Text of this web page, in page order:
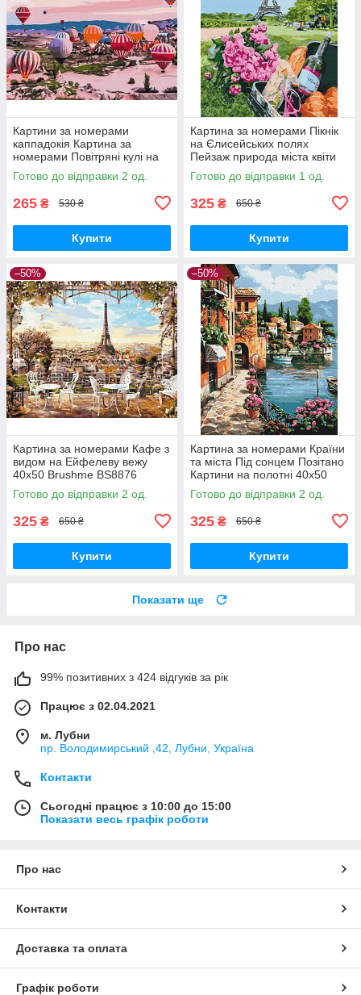
Картини за номерами
каппадокія Картина за
номерами Повітряні кулі на
світанку 40х50 Картини
живопису за номерами
Готово до відправки 2 од.
265 ₴ 530 ₴
Купити
Картина за номерами Пікнік
на Єлисейських полях
Пейзаж природа міста квіти
40х50см розпис по полотну
Brushme BS51635
Готово до відправки 1 од.
325 ₴ 650 ₴
Купити
–50%
Картина за номерами Кафе з
видом на Ейфелеву вежу
40х50 Brushme BS8876
Розмальовка по цифрам
міста
Готово до відправки 2 од.
325 ₴ 650 ₴
Купити
–50%
Картина за номерами Країни
та міста Під сонцем Позітано
Картини на полотні 40x50
Набір для розпису Brushme
BS52850
Готово до відправки 2 од.
325 ₴ 650 ₴
Купити
Показати ще
Про нас
99% позитивних з 424 відгуків за рік
Працює з 02.04.2021
м. Лубни
пр. Володимирський ,42, Лубни, Україна
Контакти
Сьогодні працює з 10:00 до 15:00
Показати весь графік роботи
Про нас
Контакти
Доставка та оплата
Графік роботи